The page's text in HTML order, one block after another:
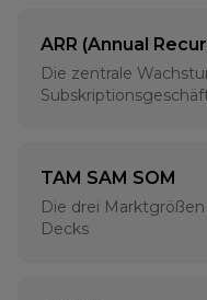
ARR (Annual
Die zentrale
TAM SAM SOM
Die drei
Decks